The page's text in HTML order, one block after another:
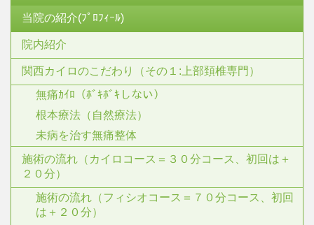
当院の紹介(ﾌﾟﾛﾌｨｰﾙ)
院内紹介
関西カイロのこだわり（その１:上部頚椎専門）
無痛ｶｲﾛ（ﾎﾞｷﾎﾞｷしない）
根本療法（自然療法）
未病を治す無痛整体
施術の流れ（カイロコース＝３０分コース、初回は＋
２０分）
施術の流れ（フィシオコース＝７０分コース、初回
は＋２０分）